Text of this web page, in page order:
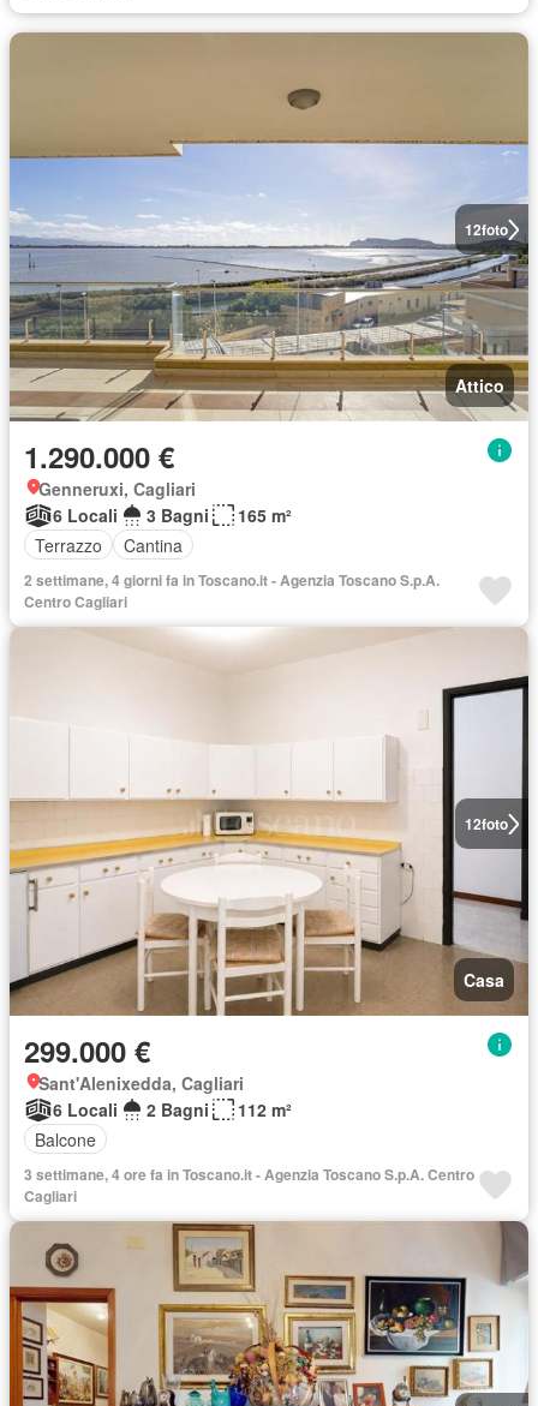
12foto
Attico
1.290.000 €
Genneruxi, Cagliari
6 Locali
3 Bagni
165 m²
Terrazzo
Cantina
2 settimane, 4 giorni fa in Toscano.it - Agenzia Toscano S.p.A.
Centro Cagliari
12foto
Casa
299.000 €
Sant'Alenixedda, Cagliari
6 Locali
2 Bagni
112 m²
Balcone
3 settimane, 4 ore fa in Toscano.it - Agenzia Toscano S.p.A. Centro
Cagliari